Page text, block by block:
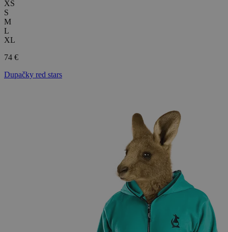
XS
S
M
L
XL
74 €
Dupačky red stars